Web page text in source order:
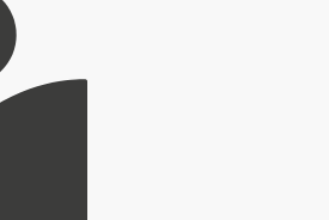
und Informationen zu